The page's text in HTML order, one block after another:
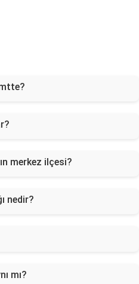
merkez ilçesi?
nedir?
mı?